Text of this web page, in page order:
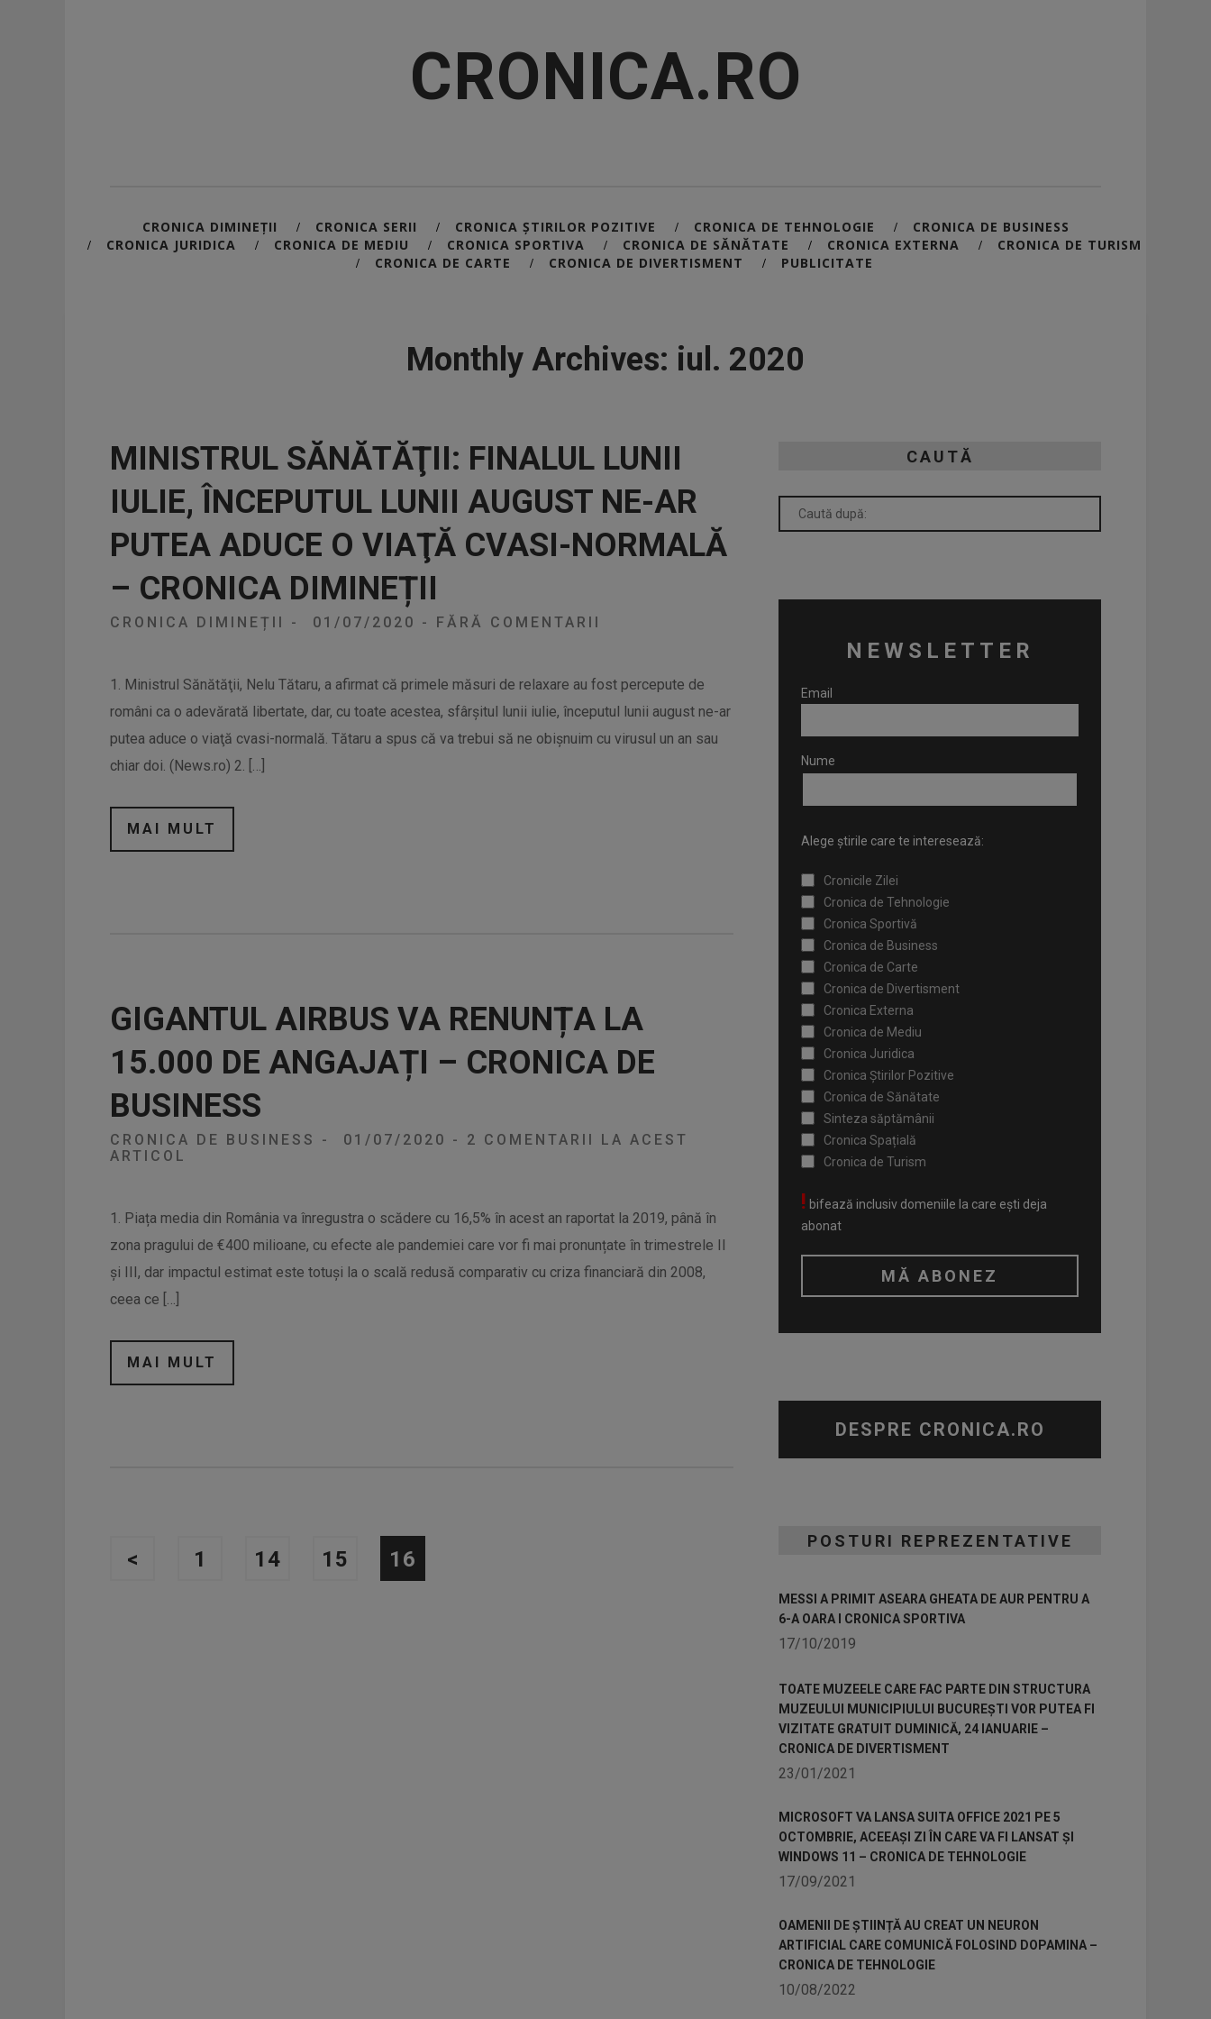
CRONICA.RO
CRONICA DIMINEȚII / CRONICA SERII / CRONICA ȘTIRILOR POZITIVE / CRONICA DE TEHNOLOGIE / CRONICA DE BUSINESS
/ CRONICA JURIDICA / CRONICA DE MEDIU / CRONICA SPORTIVA / CRONICA DE SĂNĂTATE / CRONICA EXTERNA / CRONICA DE TURISM
/ CRONICA DE CARTE / CRONICA DE DIVERTISMENT / PUBLICITATE
Monthly Archives: iul. 2020
MINISTRUL SĂNĂTĂŢII: FINALUL LUNII
IULIE, ÎNCEPUTUL LUNII AUGUST NE-AR
PUTEA ADUCE O VIAŢĂ CVASI-NORMALĂ
– CRONICA DIMINEȚII
CRONICA DIMINEȚII - 01/07/2020 - FĂRĂ COMENTARII
1. Ministrul Sănătăţii, Nelu Tătaru, a afirmat că primele măsuri de relaxare au fost percepute de
români ca o adevărată libertate, dar, cu toate acestea, sfârşitul lunii iulie, începutul lunii august ne-ar
putea aduce o viaţă cvasi-normală. Tătaru a spus că va trebui să ne obişnuim cu virusul un an sau
chiar doi. (News.ro) 2. […]
MAI MULT
GIGANTUL AIRBUS VA RENUNȚA LA
15.000 DE ANGAJAȚI – CRONICA DE
BUSINESS
CRONICA DE BUSINESS - 01/07/2020 -
2 COMENTARII LA ACEST
ARTICOL
1. Piața media din România va înregustra o scădere cu 16,5% în acest an raportat la 2019, până în
zona pragului de €400 milioane, cu efecte ale pandemiei care vor fi mai pronunțate în trimestrele II
și III, dar impactul estimat este totuși la o scală redusă comparativ cu criza financiară din 2008,
ceea ce […]
MAI MULT
< 1 14 15 16
CAUTĂ
NEWSLETTER
Email
Nume
Alege știrile care te interesează:
Cronicile Zilei
Cronica de Tehnologie
Cronica Sportivă
Cronica de Business
Cronica de Carte
Cronica de Divertisment
Cronica Externa
Cronica de Mediu
Cronica Juridica
Cronica Știrilor Pozitive
Cronica de Sănătate
Sinteza săptămânii
Cronica Spațială
Cronica de Turism
! bifează inclusiv domeniile la care ești deja
abonat
DESPRE CRONICA.RO
POSTURI REPREZENTATIVE
MESSI A PRIMIT ASEARA GHEATA DE AUR PENTRU A
6-A OARA I CRONICA SPORTIVA
17/10/2019
TOATE MUZEELE CARE FAC PARTE DIN STRUCTURA
MUZEULUI MUNICIPIULUI BUCUREȘTI VOR PUTEA FI
VIZITATE GRATUIT DUMINICĂ, 24 IANUARIE –
CRONICA DE DIVERTISMENT
23/01/2021
MICROSOFT VA LANSA SUITA OFFICE 2021 PE 5
OCTOMBRIE, ACEEAȘI ZI ÎN CARE VA FI LANSAT ȘI
WINDOWS 11 – CRONICA DE TEHNOLOGIE
17/09/2021
OAMENII DE ȘTIINȚĂ AU CREAT UN NEURON
ARTIFICIAL CARE COMUNICĂ FOLOSIND DOPAMINA –
CRONICA DE TEHNOLOGIE
10/08/2022